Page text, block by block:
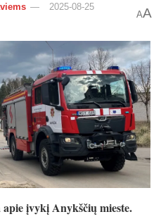
2025-08-25
AA
įvykį Anykščių mieste.